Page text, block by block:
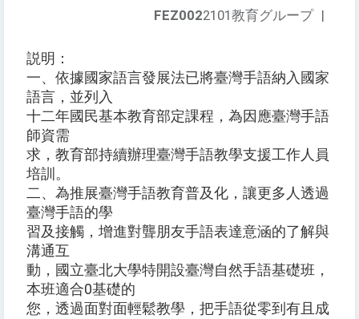
FEZ0022101教育グループ |
説明：
一、依據國家語言發展法已將臺灣手語納入國家
語言，並列入
十二年國民基本教育部定課程，為因應臺灣手語
師資需
求，教育部持續辦理臺灣手語教學支援工作人員
培訓。
二、為推展臺灣手語教育普及化，讓更多人透過
臺灣手語的學
習及接觸，增進對聾朋友手語表達意涵的了解與
溝通互
動，國立臺北大學特開設臺灣自然手語基礎班，
本班適合0基礎的
您，透過面對面輕鬆教學，把手語從零到有且成